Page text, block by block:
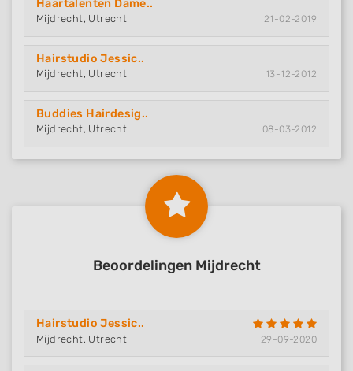
Haartalenten Dame..
Mijdrecht, Utrecht 21-02-2019
Hairstudio Jessic..
Mijdrecht, Utrecht 13-12-2012
Buddies Hairdesig..
Mijdrecht, Utrecht 08-03-2012
Beoordelingen Mijdrecht
Hairstudio Jessic..
Mijdrecht, Utrecht 29-09-2020